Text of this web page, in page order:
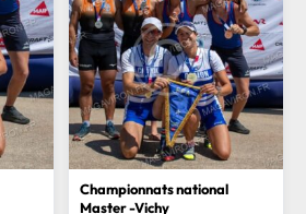
Championnats national
Master -Vichy